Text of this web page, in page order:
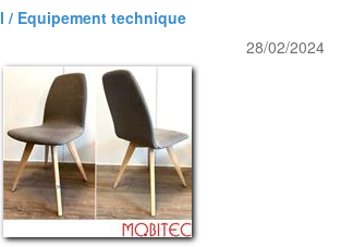
/ Equipement technique
28/02/2024